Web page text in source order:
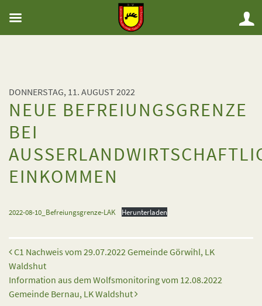
DONNERSTAG, 11. AUGUST 2022
NEUE BEFREIUNGSGRENZE
BEI
INKOMMEN
2022-08-10_Befreiungsgrenze-LAK Herunterladen
Beitrags-Navigation
C1 Nachweis vom 29.07.2022 Gemeinde Görwihl, LK
Waldshut
Information aus dem Wolfsmonitoring vom 12.08.2022
Gemeinde Bernau, LK Waldshut